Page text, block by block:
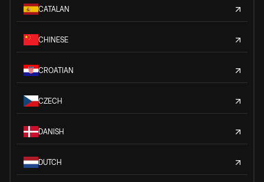
CATALAN
CHINESE
CROATIAN
CZECH
DANISH
DUTCH